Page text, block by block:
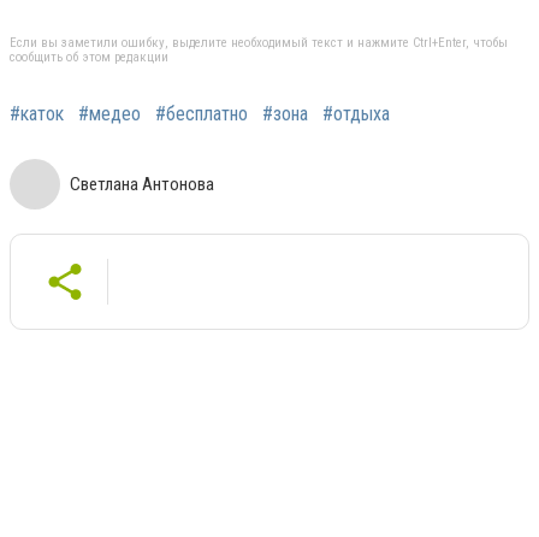
Если вы заметили ошибку, выделите необходимый текст и нажмите Ctrl+Enter, чтобы
сообщить об этом редакции
#каток #медео #бесплатно #зона #отдыха
Светлана Антонова